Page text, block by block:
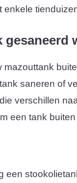
gesaneerd
saneren of
verschillen
een tank
een